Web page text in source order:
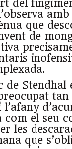
del
que
de
Stendhal
el seu
les
que